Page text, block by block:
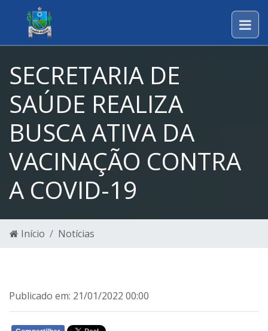
SECRETARIA DE
SAÚDE REALIZA
BUSCA ATIVA DA
VACINAÇÃO CONTRA
A COVID-19
Início Notícias
Publicado em: 21/01/2022 00:00